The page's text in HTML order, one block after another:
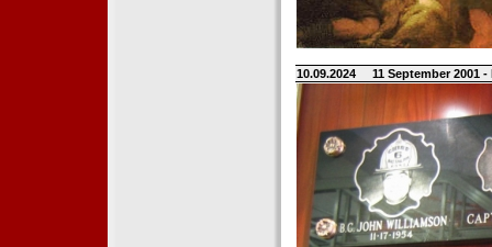
10.09.2024 11 September 2001